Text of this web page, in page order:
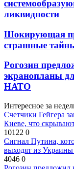
ликвидности
Шокирующая
страшные
Рогозин
экранопланы
НАТО
Интересное за
Счетчики Гейгера
Киеве, что
10122 0
Сигнал Путина,
выходят из
4046 0